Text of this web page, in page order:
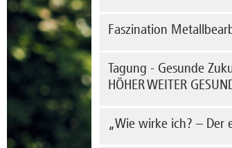
Stendal statt.
Faszination
Tagung - Gesunde
HÖHER WEITER
WEITER GESUND?!" wird
„Wie wirke ich? – Der